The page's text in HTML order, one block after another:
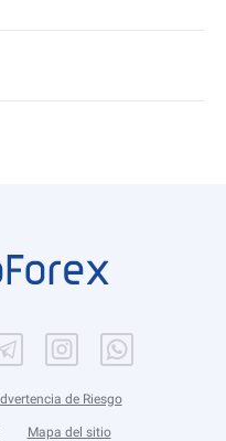
de Riesgo
Mapa del sitio